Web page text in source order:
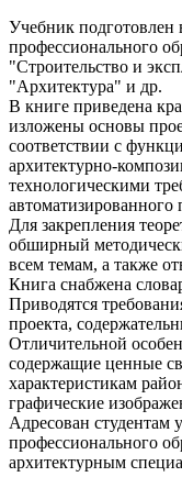
Учебник подготовлен
профессионального
"Строительство и
"Архитектура" и др.
В книге приведена
изложены основы
соответствии с
архитектурно-
технологическими
автоматизированного
Для закрепления
обширный
всем темам, а также
Книга снабжена
Приводятся
проекта,
Отличительной
содержащие ценные
характеристикам
графические
Адресован студентам
профессионального
архитектурным